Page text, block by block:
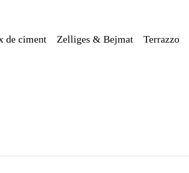
de ciment Zelliges & Bejmat Terrazzo